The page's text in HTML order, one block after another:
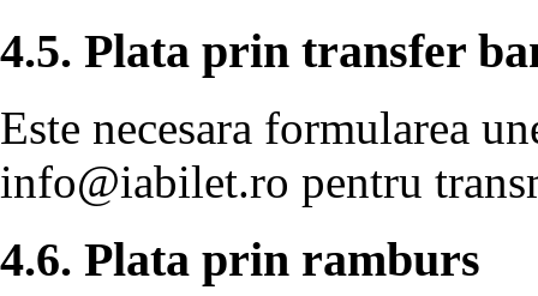
4.5. Plata prin transfer
Este necesara formularea
info@iabilet.ro pentru
4.6. Plata prin ramburs